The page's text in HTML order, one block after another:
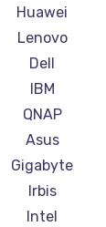
Huawei
Lenovo
Dell
IBM
QNAP
Asus
Gigabyte
Irbis
Intel